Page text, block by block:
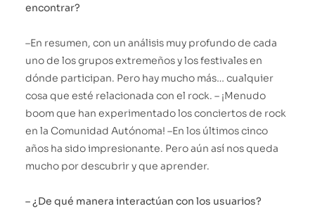
encontrar?
–En resumen, con un análisis muy profundo de cada
uno de los grupos extremeños y los festivales en
dónde participan. Pero hay mucho más… cualquier
cosa que esté relacionada con el rock. – ¡Menudo
boom que han experimentado los conciertos de rock
en la Comunidad Autónoma! –En los últimos cinco
años ha sido impresionante. Pero aún así nos queda
mucho por descubrir y que aprender.
– ¿De qué manera interactúan con los usuarios?